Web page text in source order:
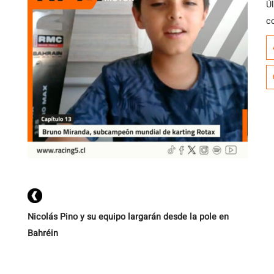
Nicolás Pino y su equipo largarán desde la pole en
Bahréin